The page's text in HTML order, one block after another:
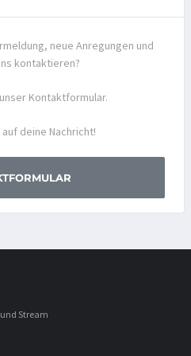
neue Anregungen und
kontaktieren?
Kontaktformular.
deine Nachricht!
Stream